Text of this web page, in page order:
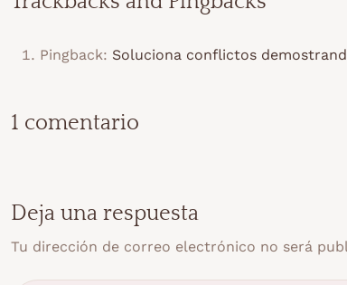
Pingback: Soluciona conflictos
1 comentario
Deja una respuesta
Tu dirección de correo electrónico no será